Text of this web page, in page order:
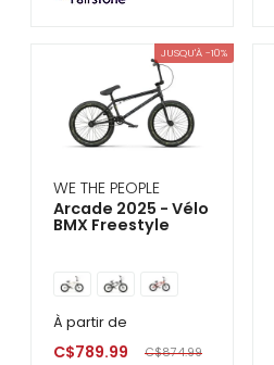
JUSQU'À -10%
WE THE PEOPLE
Arcade 2025 - Vélo
BMX Freestyle
À partir de
C$789.99 C$874.99